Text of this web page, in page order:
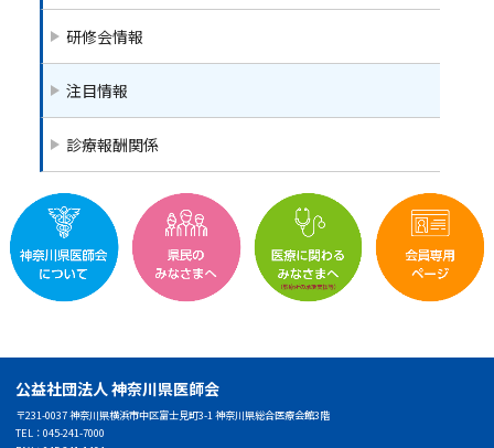
研修会情報
注目情報
診療報酬関係
公益社団法人 神奈川県医師会
〒231-0037 神奈川県横浜市中区富士見町3-1 神奈川県総合医療会館3階
TEL：045-241-7000